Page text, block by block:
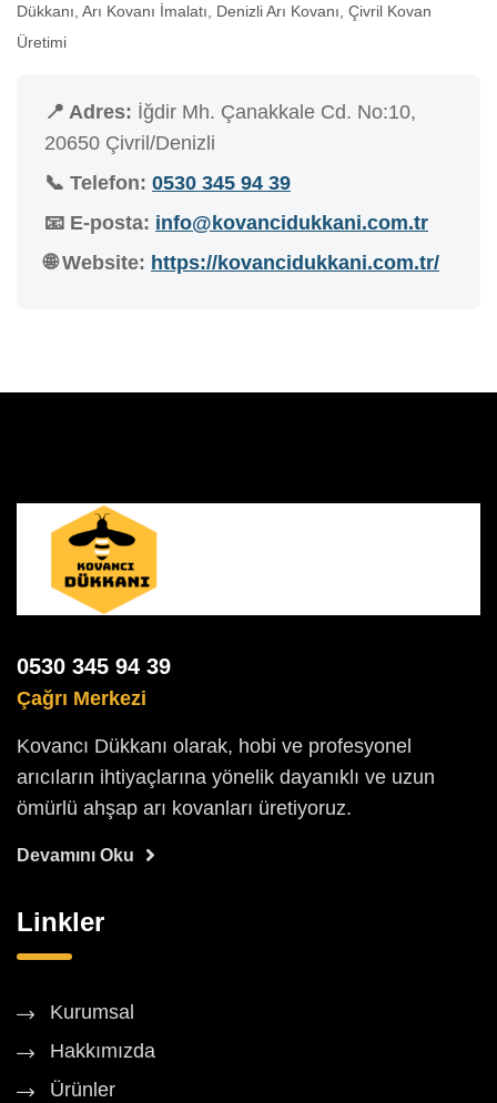
Dükkanı, Arı Kovanı İmalatı, Denizli Arı Kovanı, Çivril Kovan
Üretimi
📍 Adres: İğdir Mh. Çanakkale Cd. No:10,
20650 Çivril/Denizli
📞 Telefon: 0530 345 94 39
📧 E-posta: info@kovancidukkani.com.tr
🌐 Website: https://kovancidukkani.com.tr/
0530 345 94 39
Çağrı Merkezi
Kovancı Dükkanı olarak, hobi ve profesyonel
arıcıların ihtiyaçlarına yönelik dayanıklı ve uzun
ömürlü ahşap arı kovanları üretiyoruz.
Devamını Oku
Linkler
Kurumsal
Hakkımızda
Ürünler